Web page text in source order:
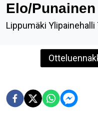
Elo/Punainen
Lippumäki Ylipainehalli